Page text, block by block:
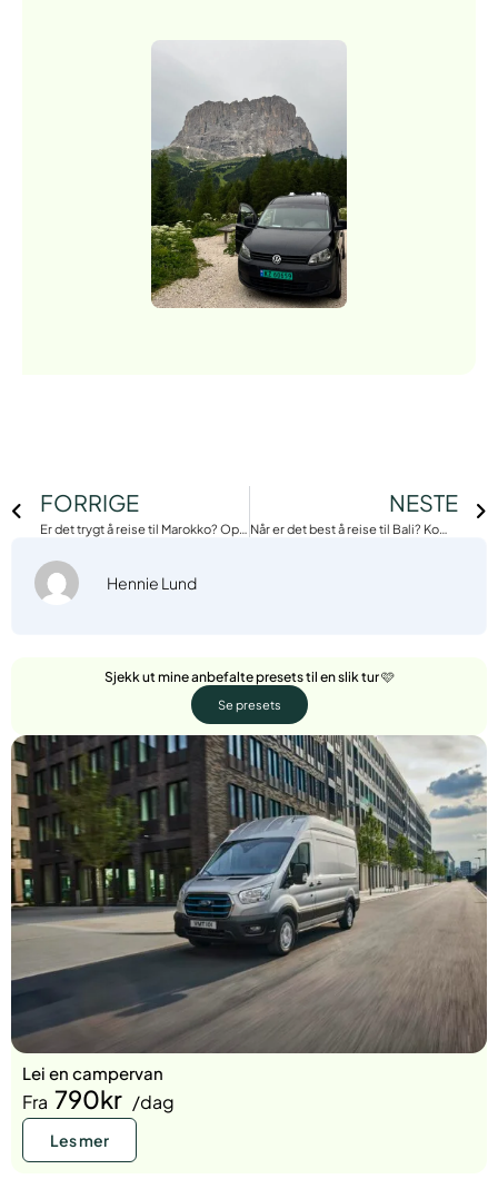
FORRIGE
Er det trygt å reise til Marokko? Oppdatert guide for 2025
NESTE
Når er det best å reise til Bali? Komplett guide
Hennie Lund
Sjekk ut mine anbefalte presets til en slik tur 🩷
Se presets
Lei en campervan
Fra 790kr /dag
Les mer